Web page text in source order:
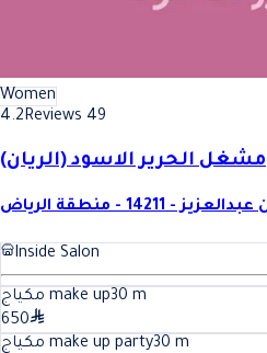
Women
4.2Reviews 49
مشغل الحرير الاسود (الريان)
Inside Salon
مكياج make up30 m
650
مكياج make up party30 m